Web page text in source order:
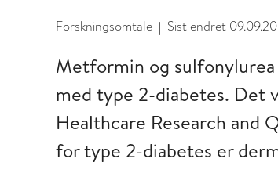
Forskningsomtale | Sist endret
Metformin og
med type 2-diabetes. Det
Healthcare Research and
for type 2-diabetes er